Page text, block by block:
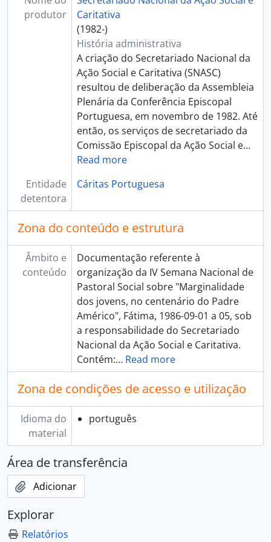
produtor
Caritativa
(1982-)
História administrativa
A criação do Secretariado Nacional da
Ação Social e Caritativa (SNASC)
resultou de deliberação da Assembleia
Plenária da Conferência Episcopal
Portuguesa, em novembro de 1982. Até
então, os serviços de secretariado da
Comissão Episcopal da Ação Social e…
Read more
Entidade
detentora
Cáritas Portuguesa
Zona do conteúdo e estrutura
Âmbito e
conteúdo
Documentação referente à
organização da IV Semana Nacional de
Pastoral Social sobre "Marginalidade
dos jovens, no centenário do Padre
Américo", Fátima, 1986-09-01 a 05, sob
a responsabilidade do Secretariado
Nacional da Ação Social e Caritativa.
Contém:… Read more
Zona de condições de acesso e utilização
Idioma do
material
português
Área de transferência
Adicionar
Explorar
Relatórios